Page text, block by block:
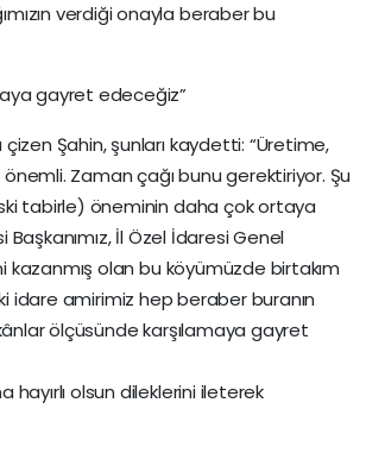
verdiği onayla beraber bu
gayret edeceğiz”
Şahin, şunları kaydetti: “Üretime,
Zaman çağı bunu gerektiriyor. Şu
tabirle) öneminin daha çok ortaya
İl Özel İdaresi Genel
olan bu köyümüzde birtakım
idare amirimiz hep beraber buranın
ölçüsünde karşılamaya gayret
hayırlı olsun dileklerini ileterek